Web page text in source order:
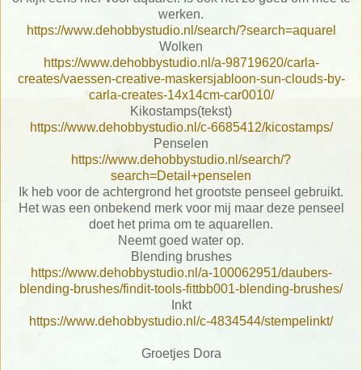
werken.
https://www.dehobbystudio.nl/search/?search=aquarel
Wolken
https://www.dehobbystudio.nl/a-98719620/carla-
creates/vaessen-creative-maskersjabloon-sun-clouds-by-
carla-creates-14x14cm-car0010/
Kikostamps(tekst)
https://www.dehobbystudio.nl/c-6685412/kicostamps/
Penselen
https://www.dehobbystudio.nl/search/?
search=Detail+penselen
Ik heb voor de achtergrond het grootste penseel gebruikt.
Het was een onbekend merk voor mij maar deze penseel
doet het prima om te aquarellen.
Neemt goed water op.
Blending brushes
https://www.dehobbystudio.nl/a-100062951/daubers-
blending-brushes/findit-tools-fittbb001-blending-brushes/
Inkt
https://www.dehobbystudio.nl/c-4834544/stempelinkt/
Groetjes Dora